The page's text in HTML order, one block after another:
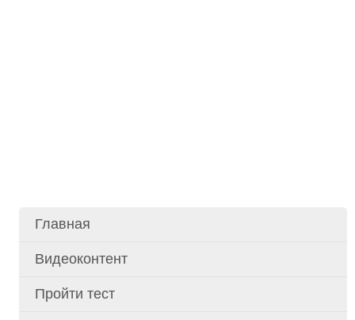
Основное
Главная
Видеоконтент
Пройти тест